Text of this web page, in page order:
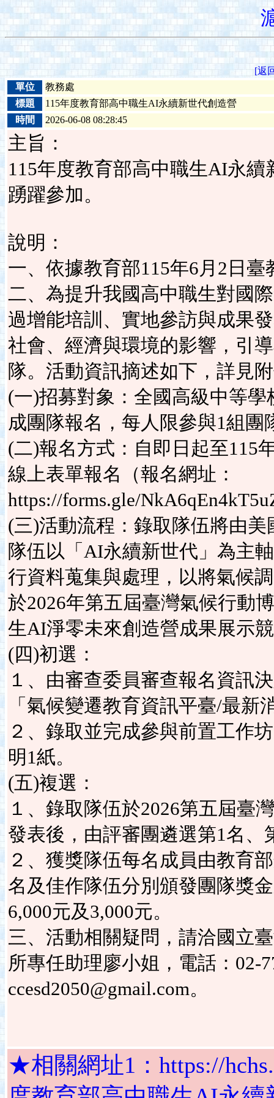
[返
單位
教務處
標題
115年度教育部高中職生AI永續新世代創造營
時間
2026-06-08 08:28:45
主旨：
115年度教育部高中職生AI永
踴躍參加。
說明：
一、依據教育部115年6月2日
二、為提升我國高中職生對國
過增能培訓、實地參訪與成果
社會、經濟與環境的影響，引
隊。活動資訊摘述如下，詳見
(一)招募對象：全國高級中等
成團隊報名，每人限參與1組團
(二)報名方式：自即日起至115
線上表單報名（報名網址：
https://forms.gle/
(三)活動流程：錄取隊伍將由
隊伍以「AI永續新世代」為主
行資料蒐集與處理，以將氣候
於2026年第五屆臺灣氣候行動
生AI淨零未來創造營成果展示
(四)初選：
１、由審查委員審查報名資訊
「氣候變遷教育資訊平臺/最新
２、錄取並完成參與前置工作
明1紙。
(五)複選：
１、錄取隊伍於2026第五屆臺
發表後，由評審團遴選第1名、
２、獲獎隊伍每名成員由教育
名及佳作隊伍分別頒發團隊獎
6,000元及3,000元。
三、活動相關疑問，請洽國立
所專任助理廖小姐，電話：02-
ccesd2050@gmail.com。
★相關網址1：https://